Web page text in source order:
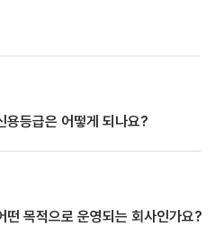
용등급은 어떻게 되나요?
떤 목적으로 운영되는 회사인가요?